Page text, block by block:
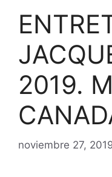
2019.
noviembre 27,